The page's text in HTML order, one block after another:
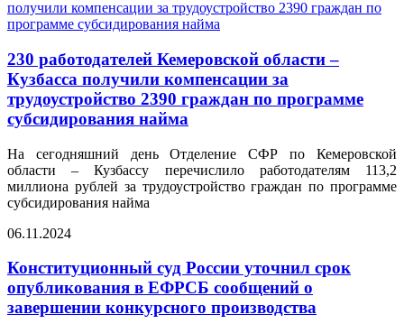
230 работодателей Кемеровской области –
Кузбасса получили компенсации за
трудоустройство 2390 граждан по программе
субсидирования найма
На сегодняшний день Отделение СФР по Кемеровской
области – Кузбассу перечислило работодателям 113,2
миллиона рублей за трудоустройство граждан по программе
субсидирования найма
06.11.2024
Конституционный суд России уточнил срок
опубликования в ЕФРСБ сообщений о
завершении конкурсного производства